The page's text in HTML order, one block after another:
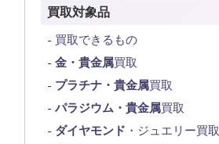
買取対象品
買取できるもの
金・貴金属買取
プラチナ・貴金属買取
パラジウム・貴金属買取
ダイヤモンド ・ジュエリー買取